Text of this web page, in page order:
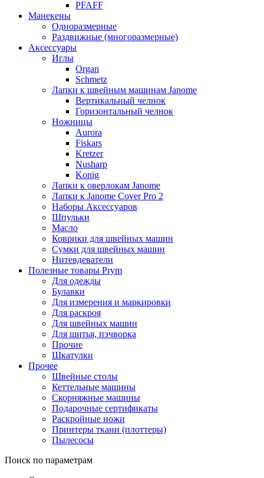
PFAFF
Манекены
Одноразмерные
Раздвижные (многоразмерные)
Аксессуары
Иглы
Organ
Schmetz
Лапки к швейным машинам Janome
Вертикальный челнок
Горизонтальный челнок
Ножницы
Aurora
Fiskars
Kretzer
Nusharp
Konig
Лапки к оверлокам Janome
Лапки к Janome Cover Pro 2
Наборы Аксессуаров
Шпульки
Масло
Коврики для швейных машин
Сумки для швейных машин
Нитевдеватели
Полезные товары Prym
Для одежды
Булавки
Для измерения и маркировки
Для раскроя
Для швейных машин
Для шитья, пэчворка
Прочие
Шкатулки
Прочее
Швейные столы
Кеттельные машины
Скорняжные машины
Подарочные сертификаты
Раскройные ножи
Принтеры ткани (плоттеры)
Пылесосы
Поиск по параметрам